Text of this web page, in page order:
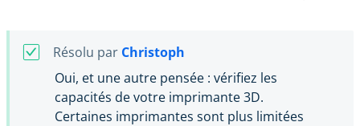
Résolu par Christoph
Oui, et une autre pensée : vérifiez les
capacités de votre imprimante 3D.
Certaines imprimantes sont plus limitées